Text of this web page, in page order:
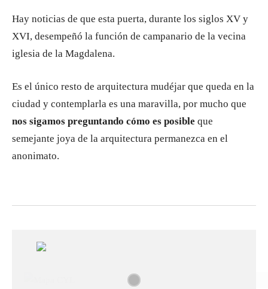
Hay noticias de que esta puerta, durante los siglos XV y
XVI, desempeñó la función de campanario de la vecina
iglesia de la Magdalena.
Es el único resto de arquitectura mudéjar que queda en la
ciudad y contemplarla es una maravilla, por mucho que
nos sigamos preguntando cómo es posible que
semejante joya de la arquitectura permanezca en el
anonimato.